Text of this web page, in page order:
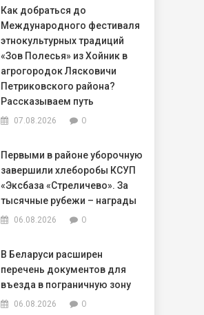
Как добраться до
Международного фестиваля
этнокультурных традиций
«Зов Полесья» из Хойник в
агрогородок Лясковичи
Петриковского района?
Рассказываем путь
07.08.2026 0
Первыми в районе уборочную
завершили хлеборобы КСУП
«Эксбаза «Стреличево». За
тысячные рубежи – награды
06.08.2026 0
В Беларуси расширен
перечень документов для
въезда в пограничную зону
06.08.2026 0